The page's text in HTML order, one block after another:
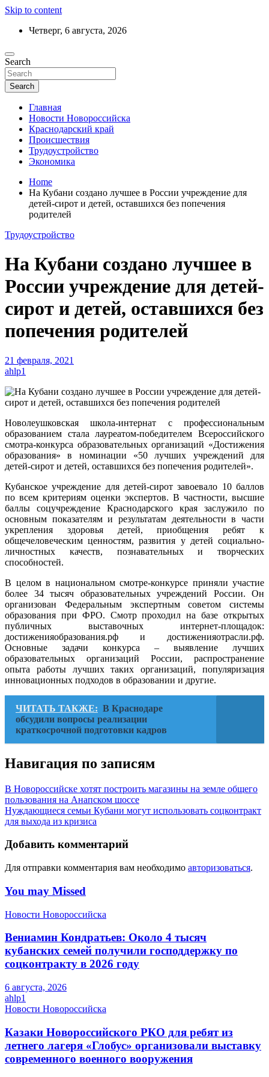
Skip to content
Четверг, 6 августа, 2026
Актуальные новости Новороссийска и
Краснодарского края
Ежедневный дайджест событий региона
Search
Search
Главная
Новости Новороссийска
Краснодарский край
Происшествия
Трудоустройство
Экономика
Home
На Кубани создано лучшее в России учреждение для
детей-сирот и детей, оставшихся без попечения
родителей
Трудоустройство
На Кубани создано лучшее в
России учреждение для детей-
сирот и детей, оставшихся без
попечения родителей
21 февраля, 2021
ahlp1
Новолеушковская школа-интернат с профессиональным
образованием стала лауреатом-победителем Всероссийского
смотра-конкурса образовательных организаций «Достижения
образования» в номинации «50 лучших учреждений для
детей-сирот и детей, оставшихся без попечения родителей».
Кубанское учреждение для детей-сирот завоевало 10 баллов
по всем критериям оценки экспертов. В частности, высшие
баллы соцучреждение Краснодарского края заслужило по
основным показателям и результатам деятельности в части
укрепления здоровья детей, приобщения ребят к
общечеловеческим ценностям, развития у детей социально-
личностных качеств, познавательных и творческих
способностей.
В целом в национальном смотре-конкурсе приняли участие
более 34 тысяч образовательных учреждений России. Он
организован Федеральным экспертным советом системы
образования при ФРО. Смотр проходил на базе открытых
публичных выставочных интернет-площадок:
достиженияобразования.рф и достиженияотрасли.рф.
Основные задачи конкурса – выявление лучших
образовательных организаций России, распространение
опыта работы лучших таких организаций, популяризация
инновационных подходов в образовании и другие.
ЧИТАТЬ ТАКЖЕ: В Краснодаре
обсудили вопросы реализации
краткосрочной подготовки кадров
Навигация по записям
В Новороссийске хотят построить магазины на земле общего
пользования на Анапском шоссе
Нуждающиеся семьи Кубани могут использовать соцконтракт
для выхода из кризиса
Добавить комментарий
Для отправки комментария вам необходимо авторизоваться.
You may Missed
Новости Новороссийска
Вениамин Кондратьев: Около 4 тысяч
кубанских семей получили господдержку по
соцконтракту в 2026 году
6 августа, 2026
ahlp1
Новости Новороссийска
Казаки Новороссийского РКО для ребят из
летнего лагеря «Глобус» организовали выставку
современного военного вооружения